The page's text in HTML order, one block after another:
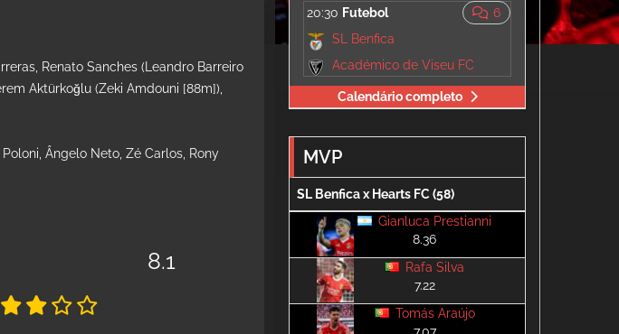
Renato Sanches (Leandro Barreiro
Aktürkoğlu (Zeki Amdouni [88m]),
Ângelo Neto, Zé Carlos, Rony
8.1
6
20:30 Futebol
SL Benfica
Académico de Viseu FC
Calendário completo
MVP
SL Benfica x Hearts FC (58)
Gianluca Prestianni
8.36
Rafa Silva
7.22
Tomás Araújo